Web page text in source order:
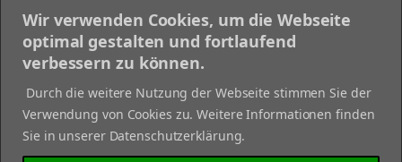
Wir verwenden Cookies, um die Webseite
optimal gestalten und fortlaufend
verbessern zu können.
Durch die weitere Nutzung der Webseite stimmen Sie der
Verwendung von Cookies zu. Weitere Informationen finden
Sie in unserer Datenschutzerklärung.
Webmaster
webmaster@psv-ffb.de
Datenschutzerklärung
Disclaimer
Impressum